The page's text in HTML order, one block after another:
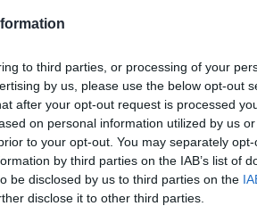
to third parties, or processing of your
by us, please use the below opt-out
after your opt-out request is processed
on personal information utilized by us
to your opt-out. You may separately
by third parties on the IAB’s list of
be disclosed by us to third parties on the
disclose it to other third parties.
de 20 ans (il en avait 23,
des décisions difficiles et c’est
Je veux juste me souvenir